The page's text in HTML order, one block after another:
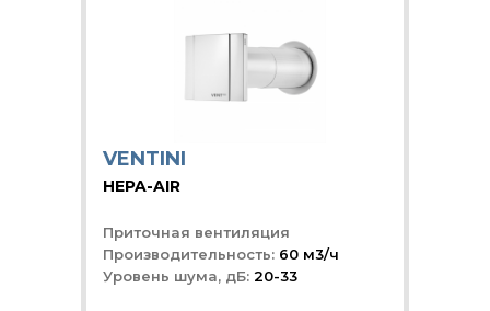
VENTINI
HEPA-AIR
Приточная вентиляция
Производительность: 60 м3/ч
Уровень шума, дБ: 20-33